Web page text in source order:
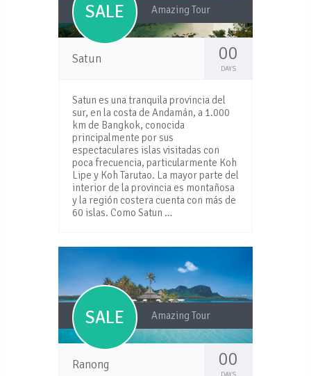
SALE Amazing Tour
Satun 00
DAYS
Satun es una tranquila provincia del
sur, en la costa de Andamán, a 1.000
km de Bangkok, conocida
principalmente por sus
espectaculares islas visitadas con
poca frecuencia, particularmente Koh
Lipe y Koh Tarutao. La mayor parte del
interior de la provincia es montañosa
y la región costera cuenta con más de
60 islas. Como Satun …
SALE Amazing Tour
Ranong 00